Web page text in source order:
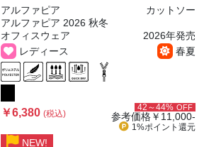
アルファピア
カットソー
アルファピア 2026 秋冬
オフィスウェア
2026年発売
レディース
春夏
￥6,380(税込)
42～44% OFF
参考価格￥11,000-
1%ポイント 還元
NEW!